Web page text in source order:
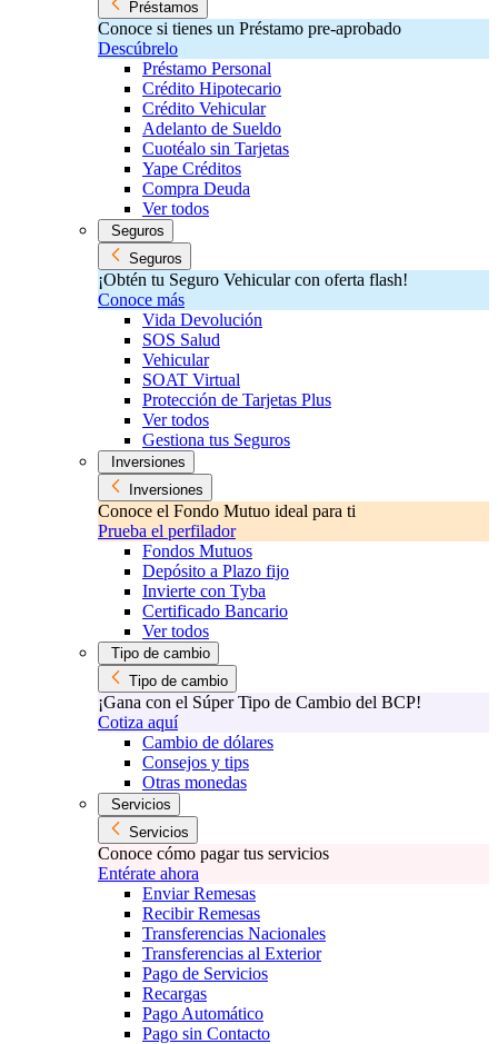
Préstamos
Conoce si tienes un Préstamo pre-aprobado
Descúbrelo
Préstamo Personal
Crédito Hipotecario
Crédito Vehicular
Adelanto de Sueldo
Cuotéalo sin Tarjetas
Yape Créditos
Compra Deuda
Ver todos
Seguros
Seguros
¡Obtén tu Seguro Vehicular con oferta flash!
Conoce más
Vida Devolución
SOS Salud
Vehicular
SOAT Virtual
Protección de Tarjetas Plus
Ver todos
Gestiona tus Seguros
Inversiones
Inversiones
Conoce el Fondo Mutuo ideal para ti
Prueba el perfilador
Fondos Mutuos
Depósito a Plazo fijo
Invierte con Tyba
Certificado Bancario
Ver todos
Tipo de cambio
Tipo de cambio
¡Gana con el Súper Tipo de Cambio del BCP!
Cotiza aquí
Cambio de dólares
Consejos y tips
Otras monedas
Servicios
Servicios
Conoce cómo pagar tus servicios
Entérate ahora
Enviar Remesas
Recibir Remesas
Transferencias Nacionales
Transferencias al Exterior
Pago de Servicios
Recargas
Pago Automático
Pago sin Contacto